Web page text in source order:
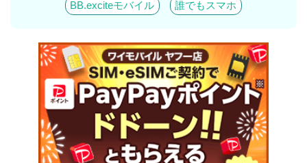
BB.exciteモバイル 誰でもスマホ